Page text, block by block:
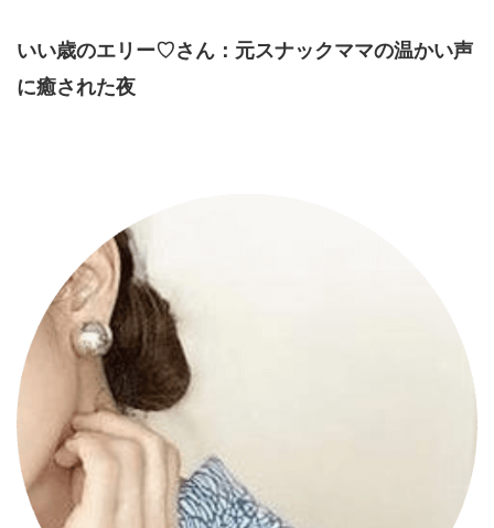
いい歳のエリー♡さん：元スナックママの温かい声
に癒された夜